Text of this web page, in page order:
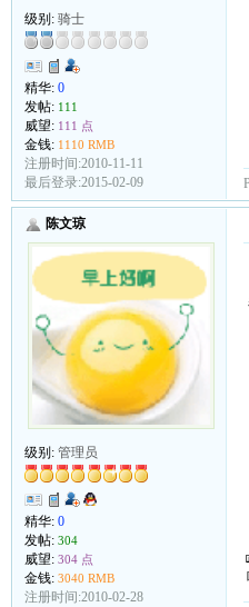
级别: 骑士
精华: 0
发帖: 111
威望: 111 点
金钱: 1110 RMB
注册时间:2010-11-11
最后登录:2015-02-09
陈文琼
级别: 管理员
精华: 0
发帖: 304
威望: 304 点
金钱: 3040 RMB
注册时间:2010-02-28